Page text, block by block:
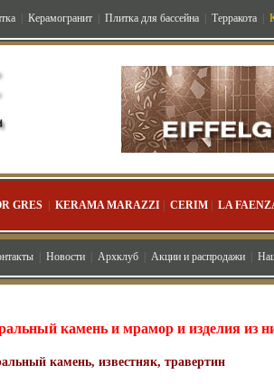
Керамогранит Плитка для бассейна Терракота
GRES| KERAMA MARAZZI| CERIM| LA
| Новости| Архклуб| Акции и распродажи|
камень и мрамор и изделия из
камень, известняк, травертин